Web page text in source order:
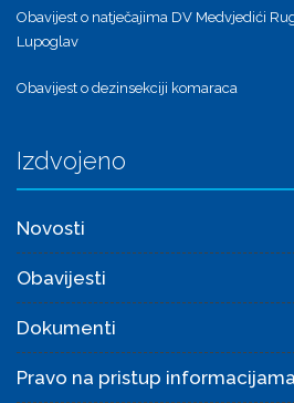
Obavijest o natječajima DV Medvjedići
Lupoglav
Obavijest o dezinsekciji komaraca
Izdvojeno
Novosti
Obavijesti
Dokumenti
Pravo na pristup informacijama